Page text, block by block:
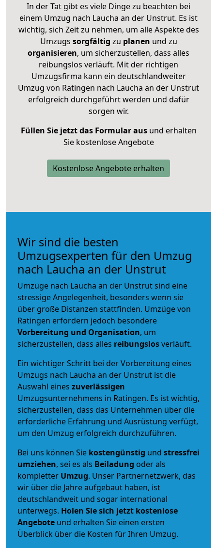
In der Tat gibt es viele Dinge zu beachten bei
einem Umzug nach Laucha an der Unstrut. Es ist
wichtig, sich Zeit zu nehmen, um alle Aspekte des
Umzugs sorgfältig zu planen und zu
organisieren, um sicherzustellen, dass alles
reibungslos verläuft. Mit der richtigen
Umzugsfirma kann ein deutschlandweiter
Umzug von Ratingen nach Laucha an der Unstrut
erfolgreich durchgeführt werden und dafür
sorgen wir.
Füllen Sie jetzt das Formular ausund erhalten
Sie kostenlose Angebote
Kostenlose Angebote erhalten
Wir sind die besten
Umzugsexperten für den Umzug
nach Laucha an der Unstrut
Umzüge nach Laucha an der Unstrut sind eine
stressige Angelegenheit, besonders wenn sie
über große Distanzen stattfinden. Umzüge von
Ratingen erfordern jedoch besondere
Vorbereitung und Organisation, um
sicherzustellen, dass alles reibungslosverläuft.
Ein wichtiger Schritt bei der Vorbereitung eines
Umzugs nach Laucha an der Unstrut ist die
Auswahl eines zuverlässigen
Umzugsunternehmens in Ratingen. Es ist wichtig,
sicherzustellen, dass das Unternehmen über die
erforderliche Erfahrung und Ausrüstung verfügt,
um den Umzug erfolgreich durchzuführen.
Bei uns können Sie kostengünstig und stressfrei
umziehen, sei es als Beiladung oder als
kompletter Umzug. Unser Partnernetzwerk, das
wir über die Jahre aufgebaut haben, ist
deutschlandweit und sogar international
unterwegs. Holen Sie sich jetzt kostenlose
Angebote und erhalten Sie einen ersten
Überblick über die Kosten für Ihren Umzug.